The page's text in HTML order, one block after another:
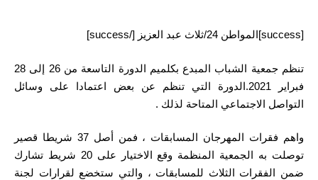
[success]المواطن 24/ثلاث عبد العزيز [/success]
تنظم جمعية الشباب المبدع بكلميم الدورة التاسعة من 26 إلى 28
فبراير 2021.الدورة التي تنظم عن بعض اعتمادا على وسائل
التواصل الاجتماعي المتاحة لذلك .
واهم فقرات المهرجان المسابقات ، فمن أصل 37 شريطا قصير
توصلت به الجمعية المنظمة وقع الاختيار على 20 شريط تشارك
ضمن الفقرات الثلاث للمسابقات ، والتي ستخضع لقرارات لجنة